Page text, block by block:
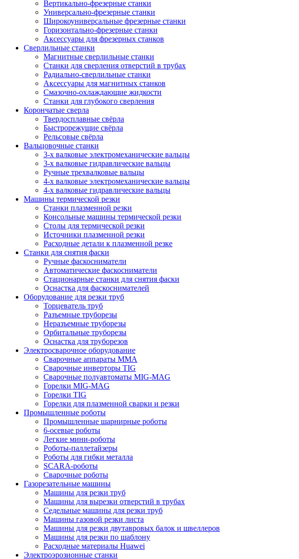
Вертикально-фрезерные станки
Универсально-фрезерные станки
Широкоуниверсальные фрезерные станки
Горизонтально-фрезерные станки
Аксессуары для фрезерных станков
Сверлильные станки
Магнитные сверлильные станки
Станки для сверления отверстий в трубах
Радиально-сверлильные станки
Аксессуары для магнитных станков
Смазочно-охлаждающие жидкости
Станки для глубокого сверления
Корончатые сверла
Твердосплавные свёрла
Быстрорежущие свёрла
Рельсовые свёрла
Вальцовочные станки
3-х валковые электромеханические вальцы
3-х валковые гидравлические вальцы
Ручные трехвалковые вальцы
4-х валковые электромеханические вальцы
4-х валковые гидравлические вальцы
Машины термической резки
Станки плазменной резки
Консольные машины термической резки
Столы для термической резки
Источники плазменной резки
Расходные детали к плазменной резке
Станки для снятия фаски
Ручные фаскосниматели
Автоматические фаскосниматели
Стационарные станки для снятия фаски
Оснастка для фаскоснимателей
Оборудование для резки труб
Торцеватель труб
Разъемные труборезы
Неразъемные труборезы
Орбитальные труборезы
Оснастка для труборезов
Электросварочное оборудование
Сварочные аппараты MMA
Сварочные инверторы TIG
Сварочные полуавтоматы MIG-MAG
Горелки MIG-MAG
Горелки TIG
Горелки для плазменной сварки и резки
Промышленные роботы
Промышленные шарнирные роботы
6-осевые роботы
Легкие мини-роботы
Роботы-паллетайзеры
Роботы для гибки металла
SCARA-роботы
Сварочные роботы
Газорезательные машины
Машины для резки труб
Машины для вырезки отверстий в трубах
Седельные машины для резки труб
Машины газовой резки листа
Машины для резки двутавровых балок и швеллеров
Машины для резки по шаблону
Расходные материалы Huawei
Электроэрозионные станки